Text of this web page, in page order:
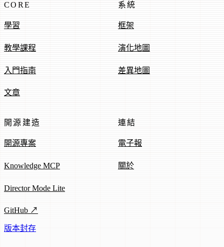
CORE
學習
教學課程
入門指南
文章
系統
框架
演化地圖
差異地圖
開源建造
開源專案
Knowledge MCP
Director Mode Lite
GitHub ↗
連結
電子報
關於
版本封存